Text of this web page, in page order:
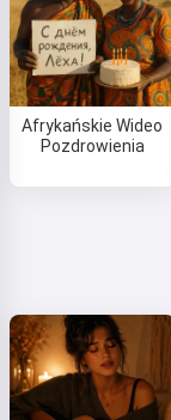
Afrykańskie Wideo
Pozdrowienia